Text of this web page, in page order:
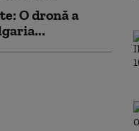
O dronă a